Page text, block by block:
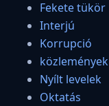
Fekete tükör
Interjú
Korrupció
közlemények
Nyílt levelek
Oktatás